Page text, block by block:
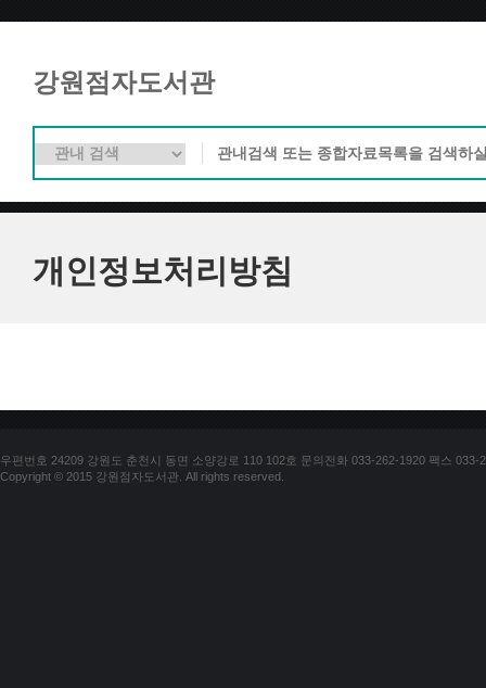
강원점자도서관
개인정보처리방침
우편번호 24209 강원도 춘천시 동면 소양강로 110 102호 문의전화 033-262-1920 팩스 033-
Copyright © 2015 강원점자도서관. All rights reserved.